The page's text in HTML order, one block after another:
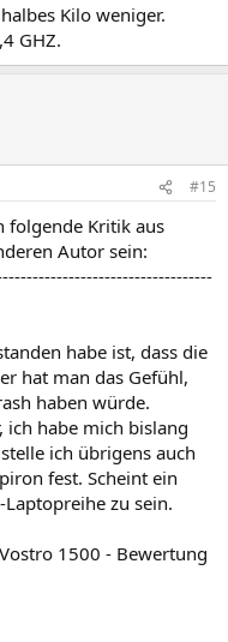
Kilo weniger.
GHZ.
#15
folgende Kritik aus
Autor sein:
habe ist, dass die
hat man das Gefühl,
haben würde.
habe mich bislang
ich übrigens auch
fest. Scheint ein
zu sein.
1500 - Bewertung